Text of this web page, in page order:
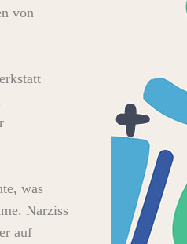
von
was
Narziss
auf